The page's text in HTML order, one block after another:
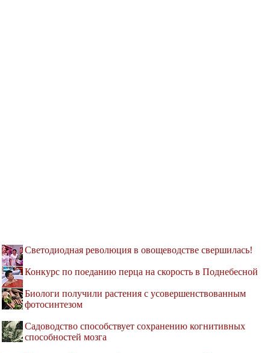
Светодиодная революция в овощеводстве свершилась!
Конкурс по поеданию перца на скорость в Поднебесной
Биологи получили растения с усовершенствованным
фотосинтезом
Садоводство способствует сохранению когнитивных
способностей мозга